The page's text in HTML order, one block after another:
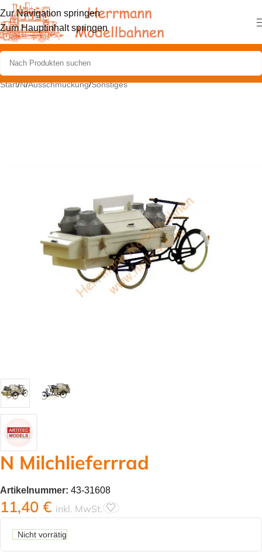
Zur Navigation springen
Zum Hauptinhalt springen
Start/N/Ausschmückung/Sonstiges
N Milchlieferrrad
Artikelnummer: 43-31608
11,40 € inkl. MwSt.
Nicht vorrätig